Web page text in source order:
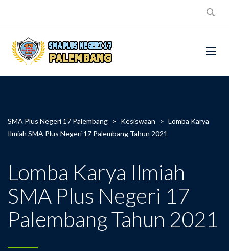
SMA Plus Negeri 17 Palembang > Kesiswaan > Lomba Karya
Ilmiah SMA Plus Negeri 17 Palembang Tahun 2021
Lomba Karya Ilmiah
SMA Plus Negeri 17
Palembang Tahun 2021